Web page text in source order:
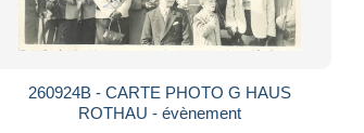
260924B - CARTE PHOTO G HAUS
ROTHAU - évènement